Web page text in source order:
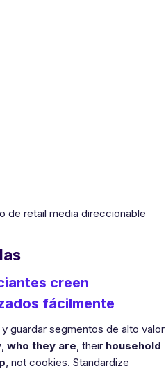
de retail media direccionable
creen
fácilmente
guardar segmentos de alto valor
, who they are, their household
, not cookies. Standardize